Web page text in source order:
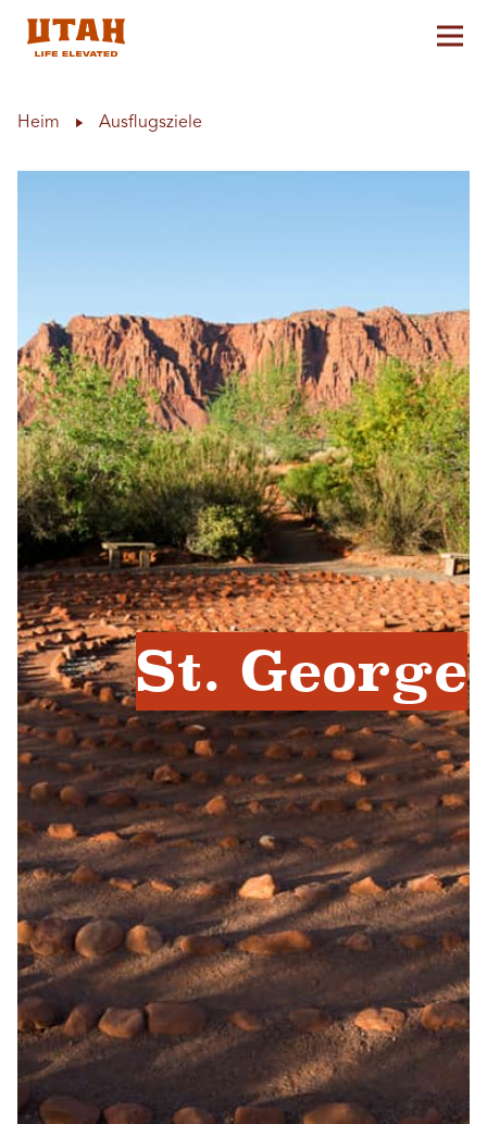
Heim Ausflugsziele
St. George